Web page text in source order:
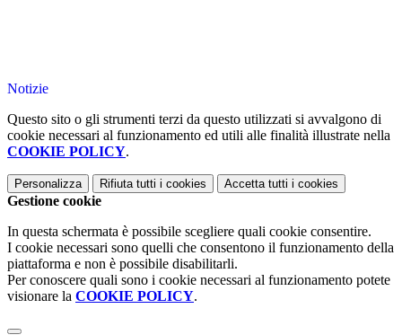
Notizie
Questo sito o gli strumenti terzi da questo utilizzati si avvalgono di
cookie necessari al funzionamento ed utili alle finalità illustrate nella
COOKIE POLICY.
Personalizza Rifiuta tutti i cookies Accetta tutti i cookies
Gestione cookie
In questa schermata è possibile scegliere quali cookie consentire.
I cookie necessari sono quelli che consentono il funzionamento della
piattaforma e non è possibile disabilitarli.
Per conoscere quali sono i cookie necessari al funzionamento potete
visionare la COOKIE POLICY.